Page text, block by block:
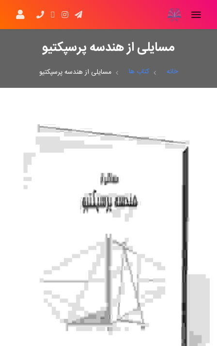
مسایلی از هندسه پرسپکتیو
خانه کتاب ها مسایلی از هندسه پرسپکتیو